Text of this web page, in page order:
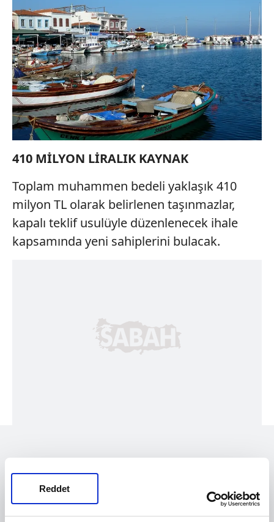
Reddet
410 MİLYON LİRALIK KAYNAK
Toplam muhammen bedeli yaklaşık 410
milyon TL olarak belirlenen taşınmazlar,
kapalı teklif usulüyle düzenlenecek ihale
kapsamında yeni sahiplerini bulacak.